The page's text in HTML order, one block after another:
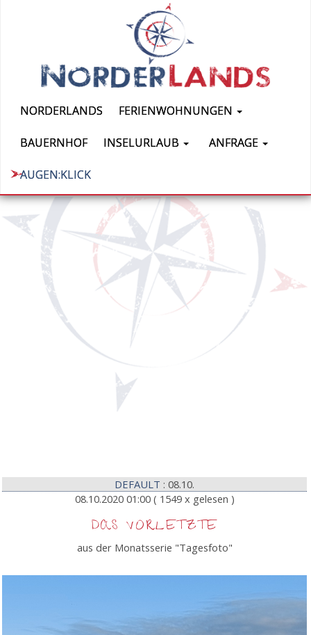
NORDERLANDS FERIENWOHNUNGEN
BAUERNHOF INSELURLAUB ANFRAGE
AUGEN:KLICK
DEFAULT : 08.10.
08.10.2020 01:00 ( 1549 x gelesen )
DAS VORLETZTE
aus der Monatsserie "Tagesfoto"